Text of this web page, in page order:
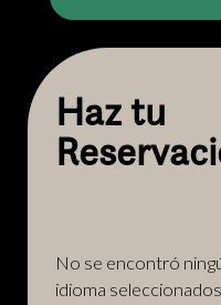
Haz tu
No se encontró
idioma